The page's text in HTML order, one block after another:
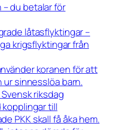
du betalar för
låtasflyktingar –
krigsflyktingar från
koranen för att
ur sinnesslöa barn.
riksdag
kopplingar till
PKK skall få åka hem.